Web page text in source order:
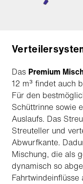
Das Premium
12 m³ findet auch
Für den
Schüttrinne sowie
Auslaufs. Das
Streuteller und
Abwurfkante.
Mischung, die als
dynamisch so